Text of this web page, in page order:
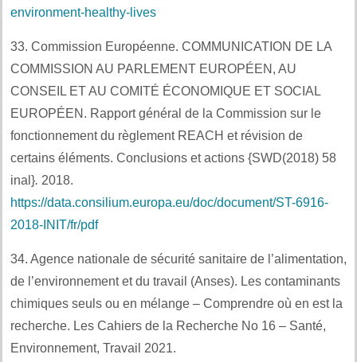
environment-healthy-lives
33. Commission Européenne. COMMUNICATION DE LA
COMMISSION AU PARLEMENT EUROPÉEN, AU
CONSEIL ET AU COMITÉ ÉCONOMIQUE ET SOCIAL
EUROPÉEN. Rapport général de la Commission sur le
fonctionnement du règlement REACH et révision de
certains éléments. Conclusions et actions {SWD(2018) 58
inal}. 2018.
https://data.consilium.europa.eu/doc/document/ST-6916-
2018-INIT/fr/pdf
34. Agence nationale de sécurité sanitaire de l’alimentation,
de l’environnement et du travail (Anses). Les contaminants
chimiques seuls ou en mélange – Comprendre où en est la
recherche. Les Cahiers de la Recherche No 16 – Santé,
Environnement, Travail 2021.